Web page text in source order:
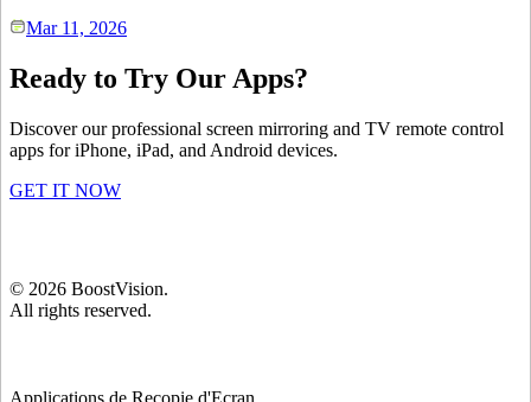
Mar 11, 2026
Ready to Try Our Apps?
Discover our professional screen mirroring and TV remote control
apps for iPhone, iPad, and Android devices.
GET IT NOW
© 2026 BoostVision.
All rights reserved.